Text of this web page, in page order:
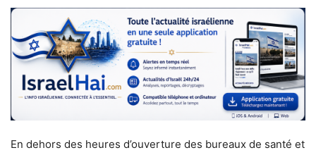
En dehors des heures d’ouverture des bureaux de santé et